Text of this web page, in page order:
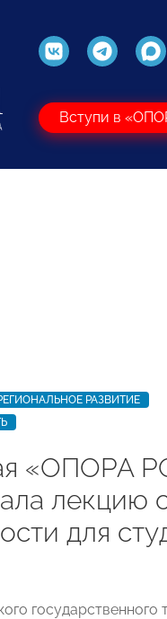
Вступи в
РАЗВИТИЕ
«ОПОРА
лекцию
для
государственного